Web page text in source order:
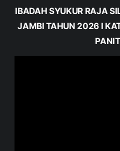
IBADAH SYUKUR RAJA
JAMBI TAHUN 2026 I